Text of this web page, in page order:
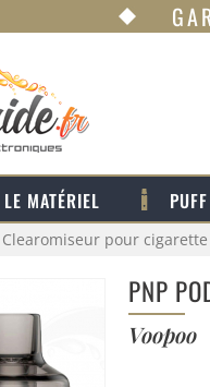
LE MATÉRIEL
Clearomiseur pour
PNP
Voopoo